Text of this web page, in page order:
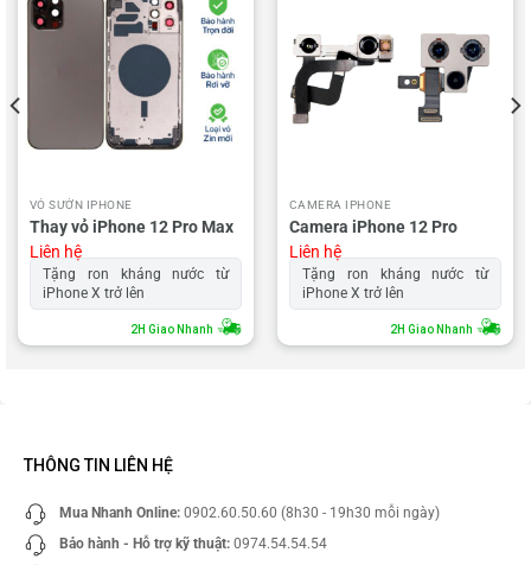
VỎ SƯỜN IPHONE
Thay vỏ iPhone 12 Pro Max
Liên hệ
Tặng ron kháng nước từ
iPhone X trở lên
2H Giao Nhanh
CAMERA IPHONE
Camera iPhone 12 Pro
Liên hệ
Tặng ron kháng nước từ
iPhone X trở lên
2H Giao Nhanh
THÔNG TIN LIÊN HỆ
Mua Nhanh Online: 0902.60.50.60 (8h30 - 19h30 mỗi ngày)
Bảo hành - Hỗ trợ kỹ thuật: 0974.54.54.54